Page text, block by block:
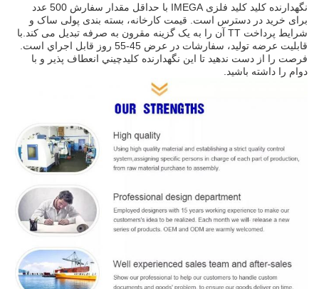
نگهدارنده کلید کلید فلزی IMEGA با حداقل مقدار سفارش 500 عدد
برای خرید در دسترس است. قیمت کارخانه، بسته بندی پولی ساک و
شرایط پرداخت TT آن را به یک گزینه مقرون به صرفه تبدیل می کند.با
قابلیت عرضه تولید، سفارشات در عرض 45-55 روز قابل اجراي است.
فرصت را از دست ندهيد تا اين نگهدارنده کلیدچيني انعطاف پذير و با
دوام را داشته باشيد.